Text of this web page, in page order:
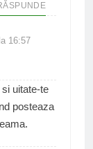
16:57
uitate-te
posteaza